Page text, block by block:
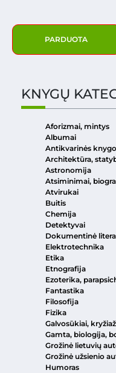
PARDUOTA
KNYGŲ
Aforizmai, mintys
Albumai
Antikvarinės
Architektūra,
Astronomija
Atsiminimai,
Atvirukai
Buitis
Chemija
Detektyvai
Dokumentinė
Elektrotechnika
Etika
Etnografija
Ezoterika,
Fantastika
Filosofija
Fizika
Galvosūkiai,
Gamta, biologija,
Grožinė lietuvių
Grožinė užsienio
Humoras